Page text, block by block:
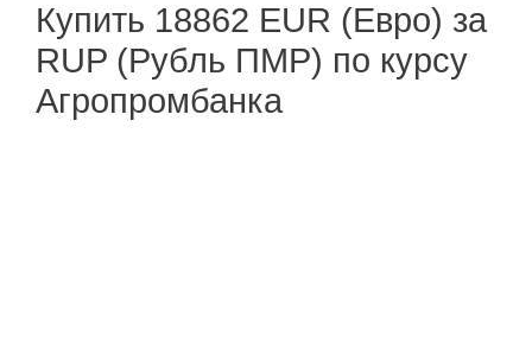
Купить 18862 EUR (Евро) за
RUP (Рубль ПМР) по курсу
Агропромбанка